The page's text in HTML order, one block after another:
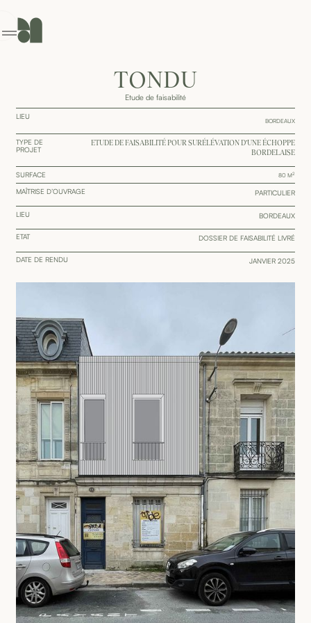
TONDU
Etude de faisabilité
LIEU
BORDEAUX
TYPE DE
PROJET
ETUDE DE FAISABILITÉ POUR SURÉLÉVATION D’UNE ÉCHOPPE
BORDELAISE
SURFACE 80 M2
MAÎTRISE D’OUVRAGE PARTICULIER
LIEU BORDEAUX
ETAT DOSSIER DE FAISABILITÉ LIVRÉ
DATE DE RENDU JANVIER 2025